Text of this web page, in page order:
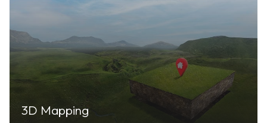
3D Mapping